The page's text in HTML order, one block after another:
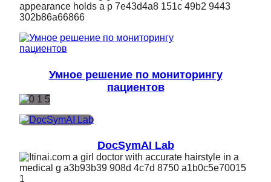
Умное решение по мониторингу
пациентов
DocSymAI Lab